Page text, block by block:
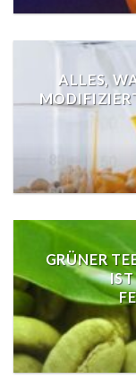
ALLES,
GRÜNER
IST